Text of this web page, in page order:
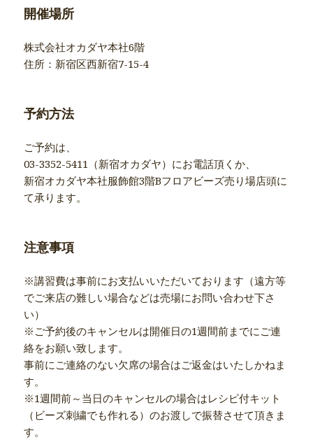
開催場所
株式会社オカダヤ本社6階
住所：新宿区西新宿7-15-4
予約方法
ご予約は、
03-3352-5411（新宿オカダヤ）にお電話頂くか、
新宿オカダヤ本社服飾館3階Bフロアビーズ売り場店頭に
て承ります。
注意事項
※講習費は事前にお支払いいただいております（遠方等
でご来店の難しい場合などは売場にお問い合わせ下さ
い）
※ご予約後のキャンセルは開催日の1週間前までにご連
絡をお願い致します。
事前にご連絡のない欠席の場合はご返金はいたしかねま
す。
※1週間前～当日のキャンセルの場合はレシピ付キット
（ビーズ刺繍でも作れる）のお渡しで振替させて頂きま
す。